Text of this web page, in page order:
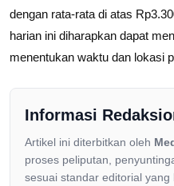
dengan rata-rata di atas
harian ini diharapkan dapat
menentukan waktu dan lokasi
Informasi
Artikel ini diterbitkan oleh
proses peliputan,
sesuai standar editorial yang